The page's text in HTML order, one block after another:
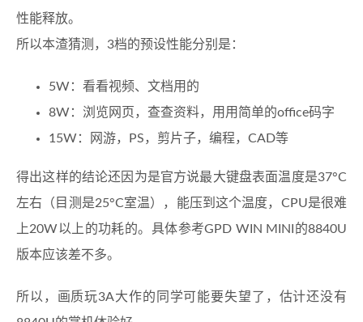
性能释放。
所以本渣猜测，3档的预设性能分别是：
5W：看看视频、文档用的
8W：浏览网页，查查资料，用用简单的office码字
15W：网游，PS，剪片子，编程，CAD等
得出这样的结论还因为是官方说最大键盘表面温度是37°C
左右（目测是25°C室温），能压到这个温度，CPU是很难
上20W以上的功耗的。具体参考GPD WIN MINI的8840U
版本应该差不多。
所以，画质玩3A大作的同学可能要失望了，估计还没有